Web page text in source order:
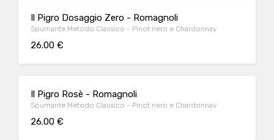
Il Pigro Dosaggio Zero - Romagnoli
Spumante Metodo Classico - Pinot nero e Chardonnay
26.00 €
Il Pigro Rosè - Romagnoli
Spumante Metodo Classico - Pinot nero e Chardonnay
26.00 €